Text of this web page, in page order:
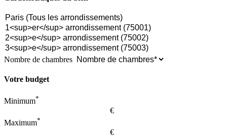
Nombre de chambres
Votre budget
Minimum*
€
Maximum*
€